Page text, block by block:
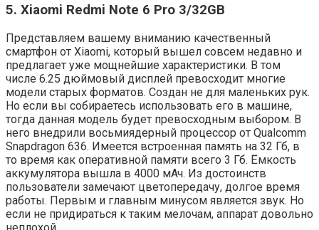
5. Xiaomi Redmi Note 6 Pro 3/32GB
Представляем вашему вниманию качественный
смартфон от Xiaomi, который вышел совсем недавно и
предлагает уже мощнейшие характеристики. В том
числе 6.25 дюймовый дисплей превосходит многие
модели старых форматов. Создан не для маленьких рук.
Но если вы собираетесь использовать его в машине,
тогда данная модель будет превосходным выбором. В
него внедрили восьмиядерный процессор от Qualcomm
Snapdragon 636. Имеется встроенная память на 32 Гб, в
то время как оперативной памяти всего 3 Гб. Ёмкость
аккумулятора вышла в 4000 мАч. Из достоинств
пользователи замечают цветопередачу, долгое время
работы. Первым и главным минусом является звук. Но
если не придираться к таким мелочам, аппарат довольно